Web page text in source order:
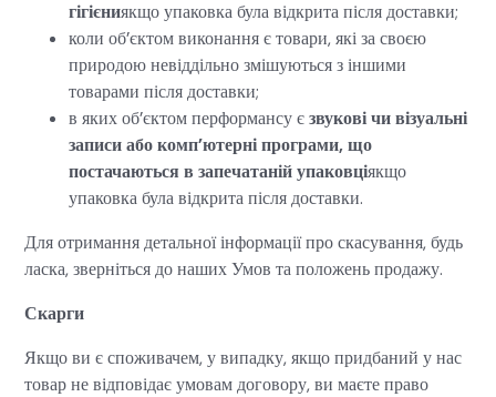
гігієниякщо упаковка була відкрита після доставки;
коли об’єктом виконання є товари, які за своєю
природою невіддільно змішуються з іншими
товарами після доставки;
в яких об’єктом перформансу єзвукові чи візуальні
записи або комп’ютерні програми, що
постачаються в запечатаній упаковціякщо
упаковка була відкрита після доставки.
Для отримання детальної інформації про скасування, будь
ласка, зверніться до наших Умов та положень продажу.
Скарги
Якщо ви є споживачем, у випадку, якщо придбаний у нас
товар не відповідає умовам договору, ви маєте право